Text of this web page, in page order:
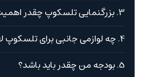
3. بزرگنمایی تلسکوپ چقدر اهمیت دارد؟
4. چه لوازمی جانبی برای تلسکوپ لازم است؟
5. بودجه من چقدر باید باشد؟